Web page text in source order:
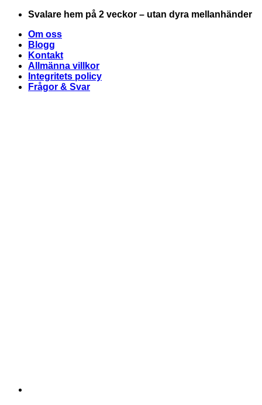
Skip
content
Svalare hem på 2 veckor – utan dyra mellanhänder
Om oss
Blogg
Kontakt
Allmänna villkor
Integritets policy
Frågor & Svar